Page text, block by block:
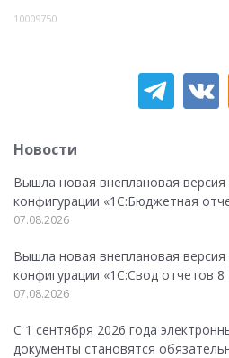
10009750
Новости
Вышла новая внеплановая версия
конфигурации «1C:Бюджетная
07.08.2026
Вышла новая внеплановая версия
конфигурации «1C:Свод отчетов
07.08.2026
С 1 сентября 2026 года
документы становятся